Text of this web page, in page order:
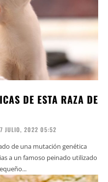
DE ESTA RAZA DE
JULIO, 2022 05:52
de una mutación genética
a un famoso peinado utilizado